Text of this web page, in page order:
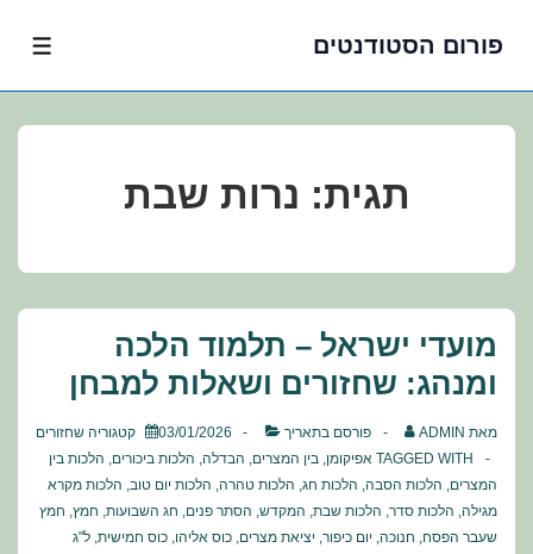
פורום הסטודנטים
תגית: נרות שבת
מועדי ישראל – תלמוד הלכה
ומנהג: שחזורים ושאלות למבחן
מאת ADMIN פורסם בתאריך 03/01/2026 קטגוריה שחזורים
TAGGED WITH אפיקומן, בין המצרים, הבדלה, הלכות ביכורים, הלכות בין
המצרים, הלכות הסבה, הלכות חג, הלכות טהרה, הלכות יום טוב, הלכות מקרא
מגילה, הלכות סדר, הלכות שבת, המקדש, הסתר פנים, חג השבועות, חמץ, חמץ
שעבר הפסח, חנוכה, יום כיפור, יציאת מצרים, כוס אליהו, כוס חמישית, ל"ג